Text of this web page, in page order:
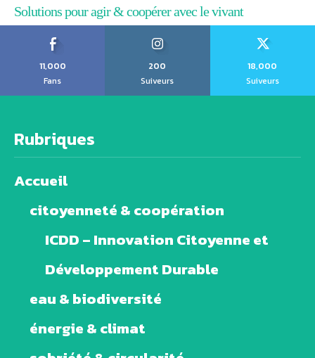
Solutions pour agir & coopérer avec le vivant
11,000
Fans
200
Suiveurs
18,000
Suiveurs
Rubriques
Accueil
citoyenneté & coopération
ICDD – Innovation Citoyenne et
Développement Durable
eau & biodiversité
énergie & climat